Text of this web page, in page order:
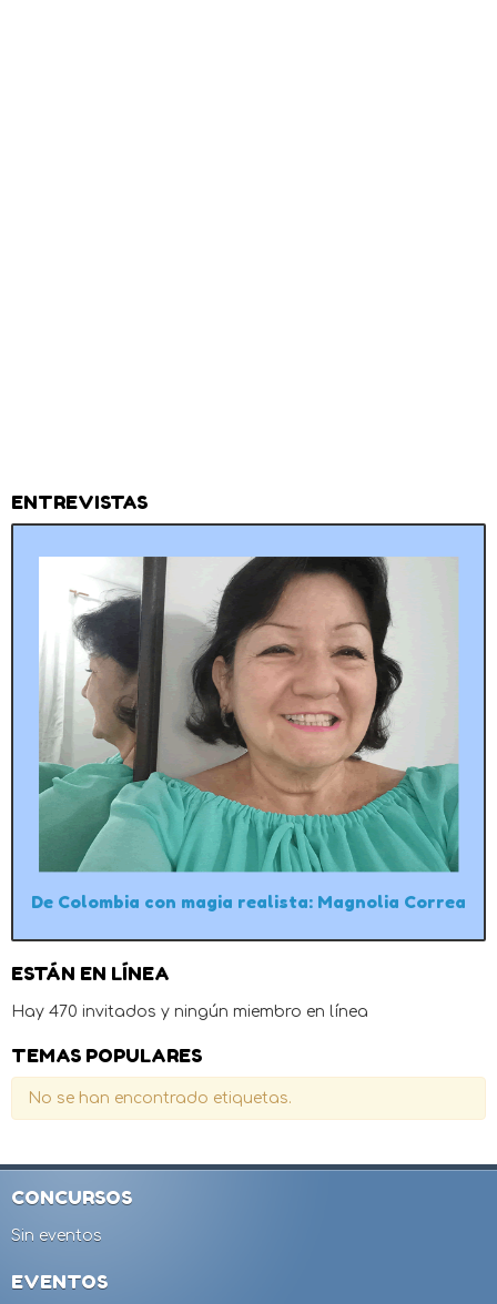
ENTREVISTAS
De Colombia con magia realista: Magnolia Correa
ESTÁN EN LÍNEA
Hay 470 invitados y ningún miembro en línea
TEMAS POPULARES
No se han encontrado etiquetas.
CONCURSOS
Sin eventos
EVENTOS